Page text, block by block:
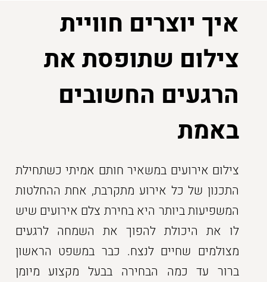
איך יוצרים חוויית
צילום שתופסת את
הרגעים החשובים
באמת
צילום אירועים במשאיר חותם אמיתי כשתחילת
התכנון של כל אירוע מתקרבת, אחת ההחלטות
המשפיעות ביותר היא בחירת צלם אירועים שיש
לו את היכולת להפוך את השמחה לרגעים
מצולמים שחיים לנצח. כבר במשפט הראשון
ברור עד כמה הבחירה בבעל מקצוע מיומן